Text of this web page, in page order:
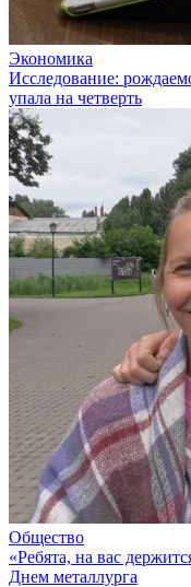
Экономика
Исследование:
упала на четверть
Общество
«Ребята, на вас
Днем металлурга